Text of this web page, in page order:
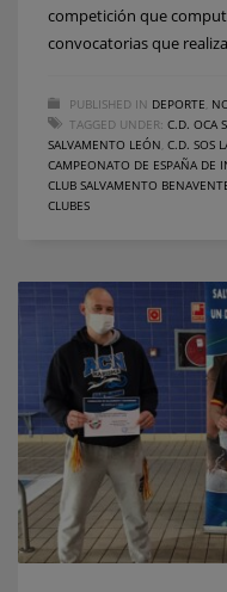
competición que
convocatorias que
PUBLISHED IN DEPORTE
TAGGED UNDER: C.D. OCA
SALVAMENTO LEÓN C.D. SOS
CAMPEONATO DE ESPAÑA DE
CLUB SALVAMENTO
CLUBES